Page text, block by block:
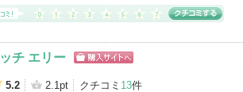
チ エリー
グサイトへ
5.2 2.1pt クチコミ 13件